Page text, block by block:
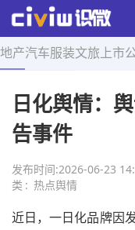
地产汽车服装文旅 上市
首页 > 热点舆情 > 正文
日化舆情：
告事件
发布时间:2026-06-23
类 : 热点舆情
近日，一日化品牌因